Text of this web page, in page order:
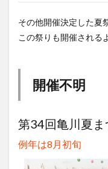
その他開催決定した夏
この祭りも開催される
開催不明
第34回亀川夏ま
例年は8月初旬